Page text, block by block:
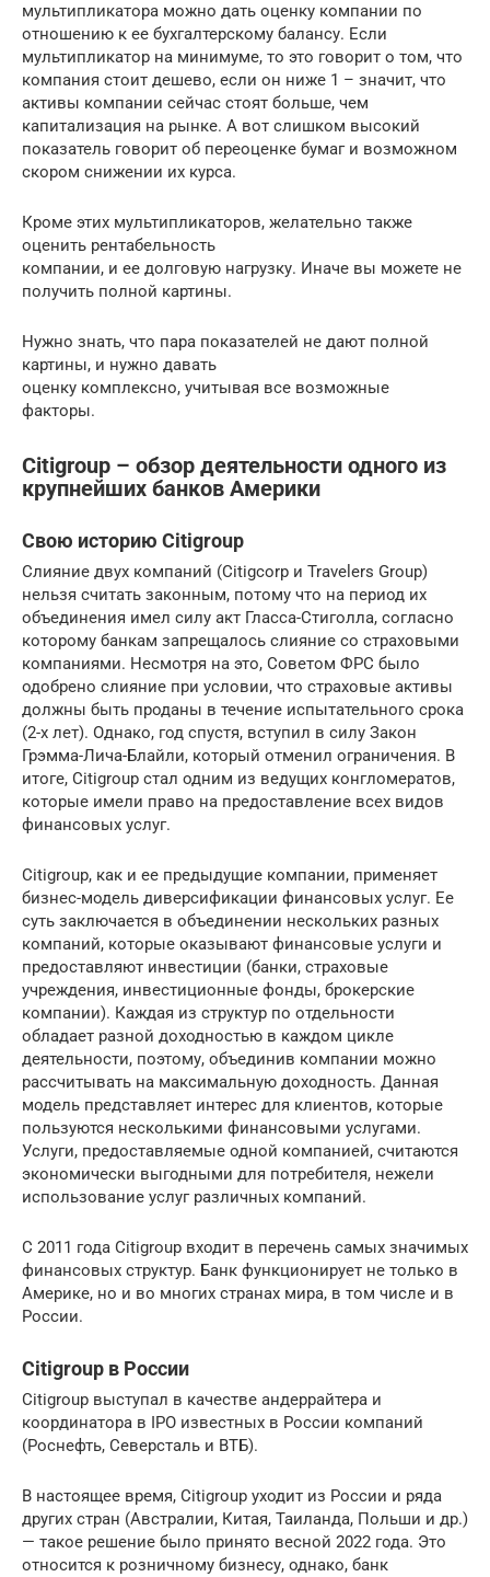
мультипликатора можно дать оценку компании по
отношению к ее бухгалтерскому балансу. Если
мультипликатор на минимуме, то это говорит о том, что
компания стоит дешево, если он ниже 1 – значит, что
активы компании сейчас стоят больше, чем
капитализация на рынке. А вот слишком высокий
показатель говорит об переоценке бумаг и возможном
скором снижении их курса.
Кроме этих мультипликаторов, желательно также
оценить рентабельность
компании, и ее долговую нагрузку. Иначе вы можете не
получить полной картины.
Нужно знать, что пара показателей не дают полной
картины, и нужно давать
оценку комплексно, учитывая все возможные
факторы.
Citigroup – обзор деятельности одного из
крупнейших банков Америки
Свою историю Citigroup
Слияние двух компаний (Citigcorp и Travelers Group)
нельзя считать законным, потому что на период их
объединения имел силу акт Гласса-Стиголла, согласно
которому банкам запрещалось слияние со страховыми
компаниями. Несмотря на это, Советом ФРС было
одобрено слияние при условии, что страховые активы
должны быть проданы в течение испытательного срока
(2-х лет). Однако, год спустя, вступил в силу Закон
Грэмма-Лича-Блайли, который отменил ограничения. В
итоге, Citigroup стал одним из ведущих конгломератов,
которые имели право на предоставление всех видов
финансовых услуг.
Citigroup, как и ее предыдущие компании, применяет
бизнес-модель диверсификации финансовых услуг. Ее
суть заключается в объединении нескольких разных
компаний, которые оказывают финансовые услуги и
предоставляют инвестиции (банки, страховые
учреждения, инвестиционные фонды, брокерские
компании). Каждая из структур по отдельности
обладает разной доходностью в каждом цикле
деятельности, поэтому, объединив компании можно
рассчитывать на максимальную доходность. Данная
модель представляет интерес для клиентов, которые
пользуются несколькими финансовыми услугами.
Услуги, предоставляемые одной компанией, считаются
экономически выгодными для потребителя, нежели
использование услуг различных компаний.
С 2011 года Citigroup входит в перечень самых значимых
финансовых структур. Банк функционирует не только в
Америке, но и во многих странах мира, в том числе и в
России.
Citigroup в России
Citigroup выступал в качестве андеррайтера и
координатора в IPO известных в России компаний
(Роснефть, Северсталь и ВТБ).
В настоящее время, Citigroup уходит из России и ряда
других стран (Австралии, Китая, Таиланда, Польши и др.)
— такое решение было принято весной 2022 года. Это
относится к розничному бизнесу, однако, банк